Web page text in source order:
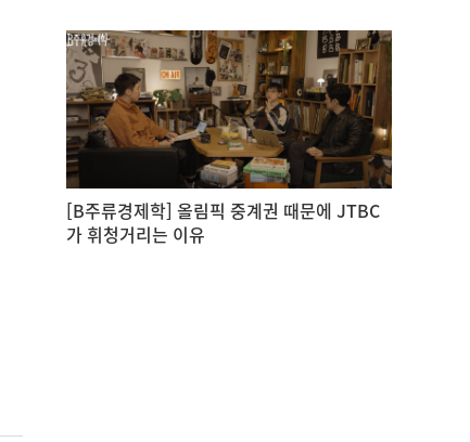
[B주류경제학] 올림픽 중계권 때문에 JTBC
가 휘청거리는 이유